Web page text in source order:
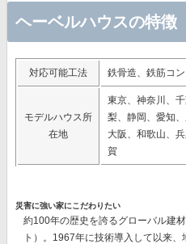
ヘーベルハウスの特徴
対応可能工法 鉄骨造、鉄筋コ
モデルハウス所
在地
東京、神奈川、
梨、静岡、愛知
大阪、和歌山、
賀
災害に強い家にこだわりたい
約100年の歴史を誇るグローバル建
ト）。1967年に技術導入して以来